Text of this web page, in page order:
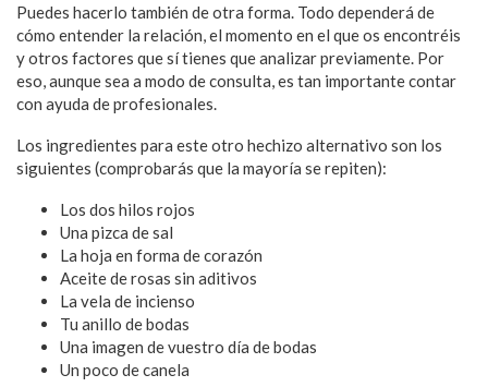
Puedes hacerlo también de otra forma. Todo dependerá de
cómo entender la relación, el momento en el que os encontréis
y otros factores que sí tienes que analizar previamente. Por
eso, aunque sea a modo de consulta, es tan importante contar
con ayuda de profesionales.
Los ingredientes para este otro hechizo alternativo son los
siguientes (comprobarás que la mayoría se repiten):
Los dos hilos rojos
Una pizca de sal
La hoja en forma de corazón
Aceite de rosas sin aditivos
La vela de incienso
Tu anillo de bodas
Una imagen de vuestro día de bodas
Un poco de canela